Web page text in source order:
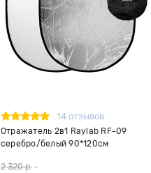
14 отзывов
Отражатель 2в1 Raylab RF-09
серебро/белый 90*120см
2 320 р. -